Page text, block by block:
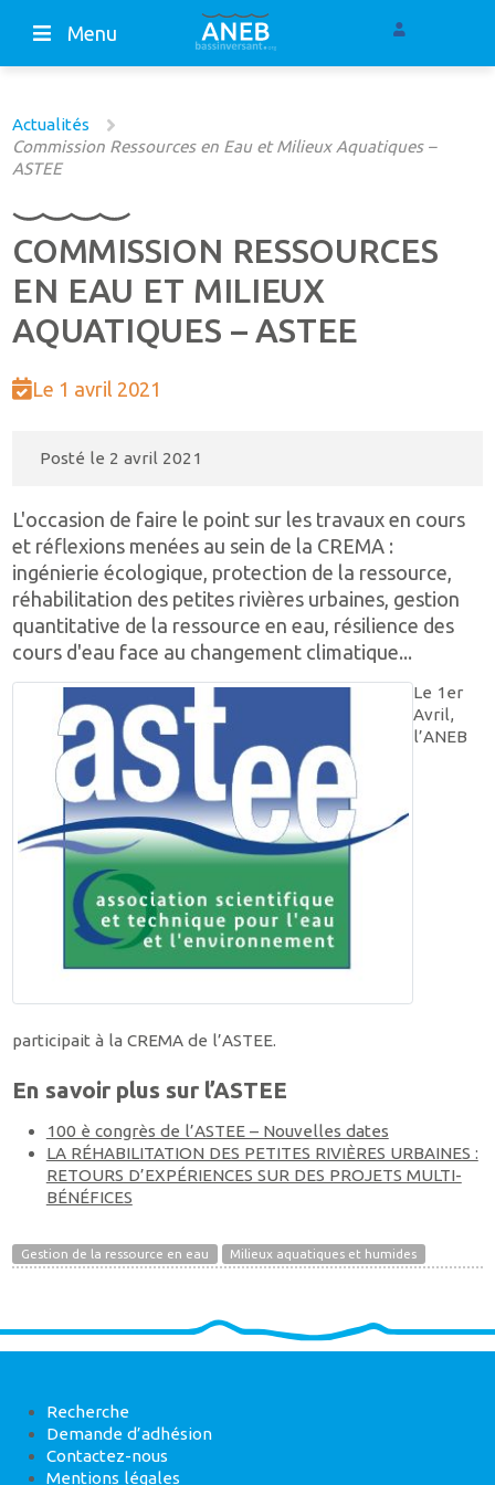
Menu
Actualités
Commission Ressources en Eau et Milieux Aquatiques –
ASTEE
COMMISSION RESSOURCES
EN EAU ET MILIEUX
AQUATIQUES – ASTEE
Le 1 avril 2021
Posté le 2 avril 2021
L'occasion de faire le point sur les travaux en cours
et réflexions menées au sein de la CREMA :
ingénierie écologique, protection de la ressource,
réhabilitation des petites rivières urbaines, gestion
quantitative de la ressource en eau, résilience des
cours d'eau face au changement climatique...
Le 1er
Avril,
l’ANEB
participait à la CREMA de l’ASTEE.
En savoir plus sur l’ASTEE
100 è congrès de l’ASTEE – Nouvelles dates
LA RÉHABILITATION DES PETITES RIVIÈRES URBAINES :
RETOURS D’EXPÉRIENCES SUR DES PROJETS MULTI-
BÉNÉFICES
Gestion de la ressource en eau Milieux aquatiques et humides
Recherche
Demande d’adhésion
Contactez-nous
Mentions légales